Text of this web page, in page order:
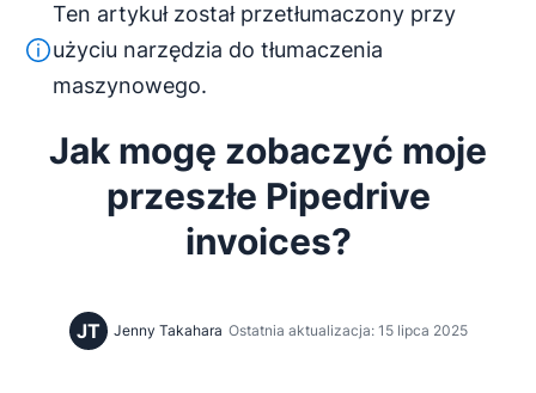
Skontaktuj się z obsługą klienta
Ten tekst został przetłumaczony z języka
Ten artykuł został przetłumaczony przy
użyciu narzędzia do tłumaczenia
maszynowego.
Jak mogę zobaczyć moje
przeszłe Pipedrive
invoices?
JT Jenny Takahara Ostatnia aktualizacja: 15 lipca 2025